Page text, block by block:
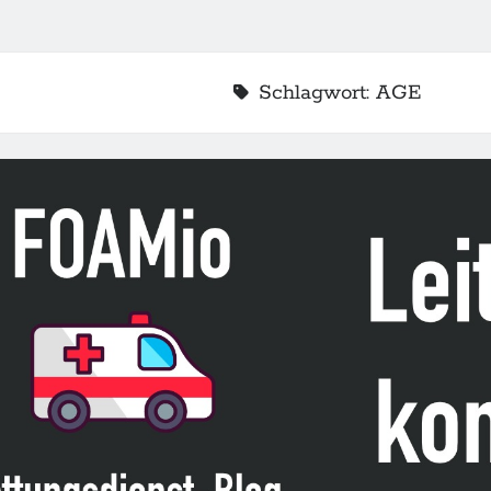
Schlagwort:AGE